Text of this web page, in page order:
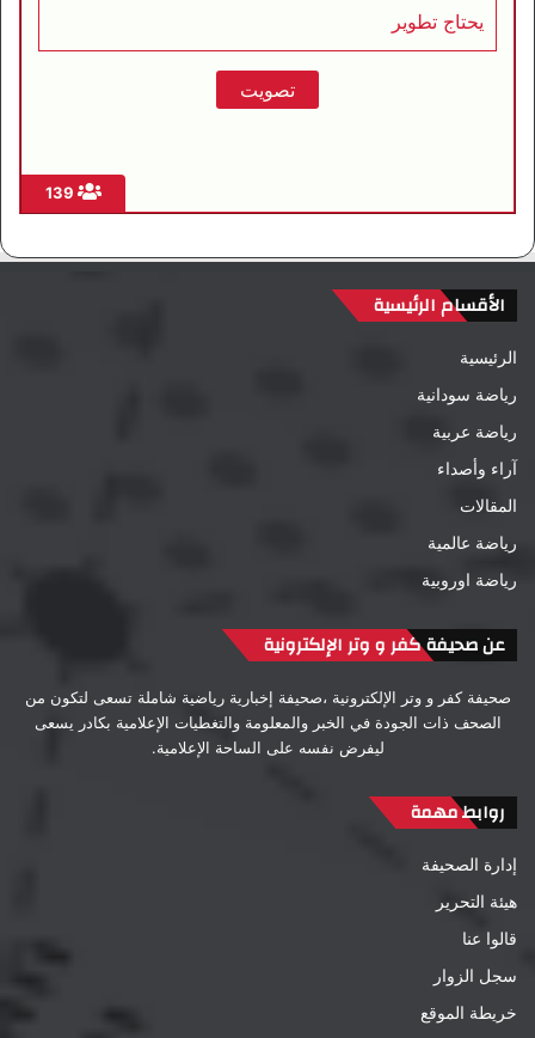
يحتاج تطوير
الأقسام الرئيسية
الرئيسية
رياضة سودانية
رياضة عربية
آراء وأصداء
المقالات
رياضة عالمية
رياضة اوروبية
عن صحيفة كفر و وتر الإلكترونية
صحيفة كفر و وتر الإلكترونية ،صحيفة إخبارية رياضية شاملة تسعى لتكون من
الصحف ذات الجودة في الخبر والمعلومة والتغطيات الإعلامية بكادر يسعى
ليفرض نفسه على الساحة الإعلامية.
روابط مهمة
إدارة الصحيفة
هيئة التحرير
قالوا عنا
سجل الزوار
خريطة الموقع